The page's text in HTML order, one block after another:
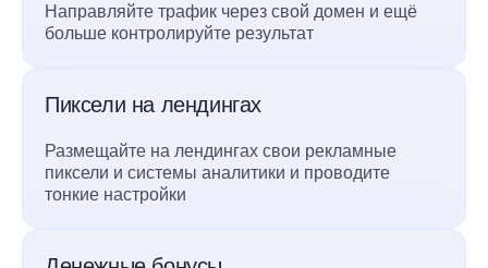
Направляйте трафик через свой домен и ещё
больше контролируйте результат
Пиксели на лендингах
Размещайте на лендингах свои рекламные
пиксели и системы аналитики и проводите
тонкие настройки